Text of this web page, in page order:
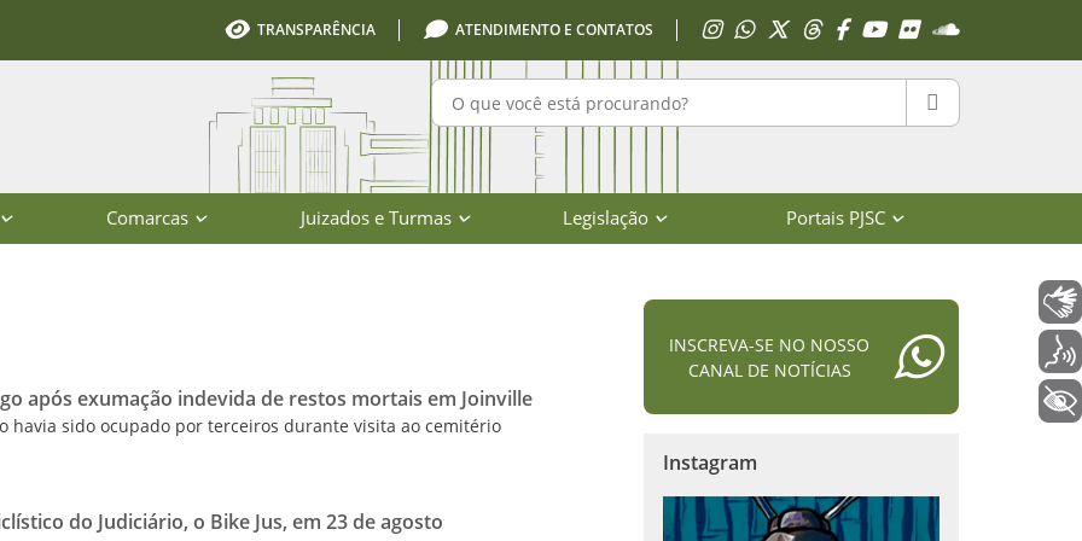
TRANSPARÊNCIA ATENDIMENTO E CONTATOS Acessar Instagram
Acessar WhatsApp
Acessar XAcessar Threads
Acessar Facebook
Acessar YouTube
Acessar Flickr
Acessar
Pesquisar no portal PESQUISAR
Comarcas Juizados e Turmas Legislação Portais PJSC
Santa Catarina
após exumação indevida de restos mortais em Joinville
havia sido ocupado por terceiros durante visita ao cemitério
do Judiciário, o Bike Jus, em 23 de agosto
INSCREVA-SE NO NOSSO
CANAL DE NOTÍCIAS
Instagram
Libras
+ Acessibilidade